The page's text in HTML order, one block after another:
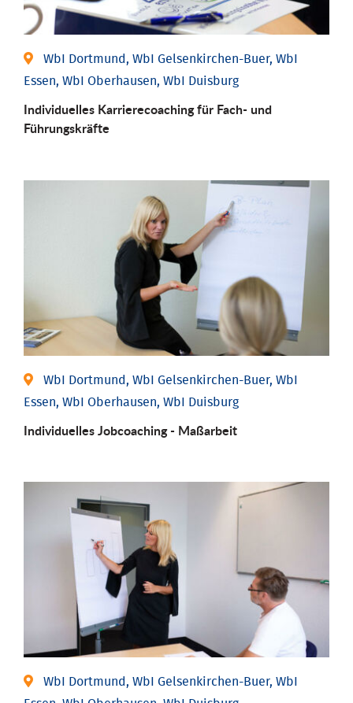
WbI Dortmund, WbI Gelsenkirchen-Buer, WbI
Essen, WbI Oberhausen, WbI Duisburg
Individu­elles Karrierecoaching für Fach-­ und
Führungs­kräfte
WbI Dortmund, WbI Gelsenkirchen-Buer, WbI
Essen, WbI Oberhausen, WbI Duisburg
Individu­elles Job­coaching - Maßarbeit
WbI Dortmund, WbI Gelsenkirchen-Buer, WbI